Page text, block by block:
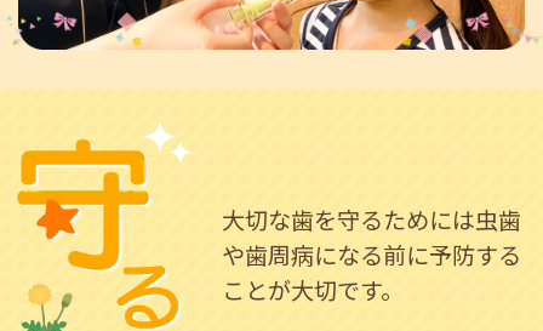
大切な歯を守るためには虫歯
や歯周病になる前に予防する
ことが大切です。